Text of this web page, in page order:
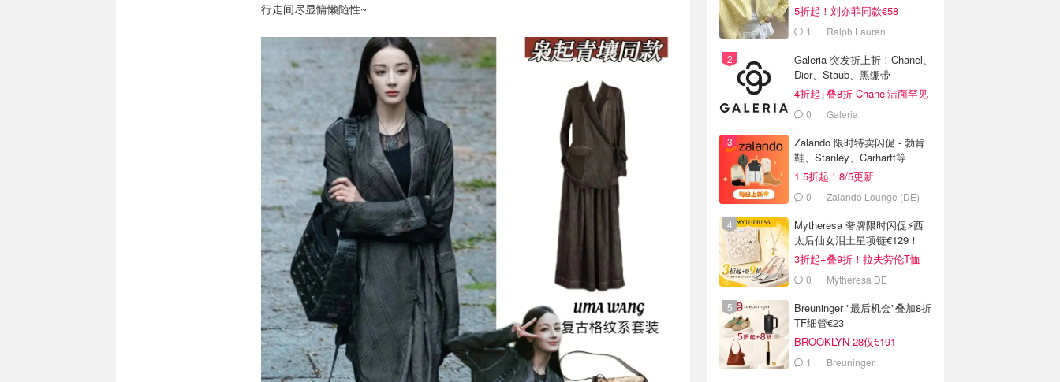
行走间尽显慵懒随性~
5折起！刘亦菲同款€58
1 Ralph Lauren
Galeria 突发折上折！Chanel、
Dior、Staub、黑绷带
4折起+叠8折 Chanel洁面罕见
€430 Galeria
Zalando 限时特卖闪促 - 勃肯
鞋、Stanley、Carhartt等
1.5折起！8/5更新
0 Zalando Lounge (DE)
Mytheresa 奢牌限时闪促⚡️西
太后仙女泪土星项链€129！
3折起+叠9折！拉夫劳伦T恤
€64！
0 Mytheresa DE
Breuninger "最后机会"叠加8折
TF细管€23
BROOKLYN 28仅€191
1 Breuninger